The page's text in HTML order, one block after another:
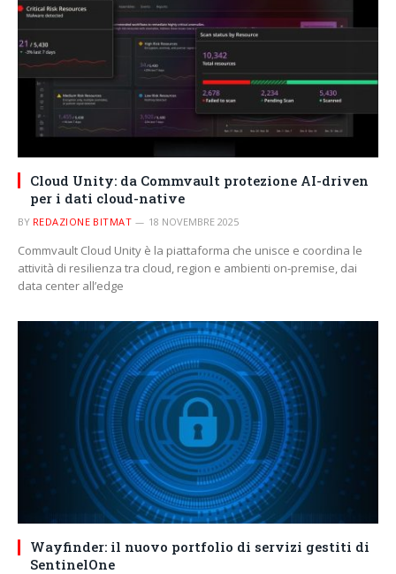
Cloud Unity: da Commvault protezione AI-driven
per i dati cloud-native
BY REDAZIONE BITMAT 18 NOVEMBRE 2025
Commvault Cloud Unity è la piattaforma che unisce e coordina le
attività di resilienza tra cloud, region e ambienti on-premise, dai
data center all’edge
Wayfinder: il nuovo portfolio di servizi gestiti di
SentinelOne